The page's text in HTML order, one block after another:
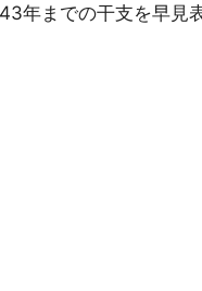
年までの干支を早見